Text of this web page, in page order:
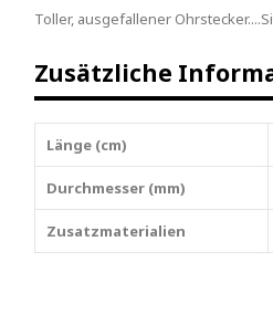
Toller, ausgefallener
Zusätzliche
Länge (cm)
Durchmesser (mm)
Zusatzmaterialien